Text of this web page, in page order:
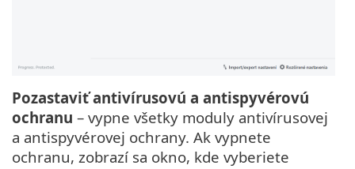
Pozastaviť antivírusovú a antispyvérovú
ochranu – vypne všetky moduly antivírusovej
a antispyvérovej ochrany. Ak vypnete
ochranu, zobrazí sa okno, kde vyberiete